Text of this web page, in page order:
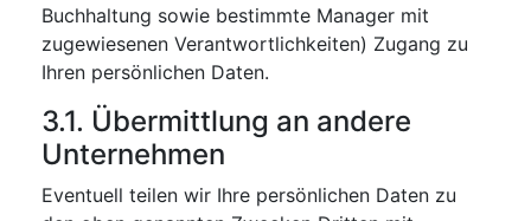
Buchhaltung sowie bestimmte Manager mit
zugewiesenen Verantwortlichkeiten) Zugang zu
Ihren persönlichen Daten.
3.1. Übermittlung an andere
Unternehmen
Eventuell teilen wir Ihre persönlichen Daten zu